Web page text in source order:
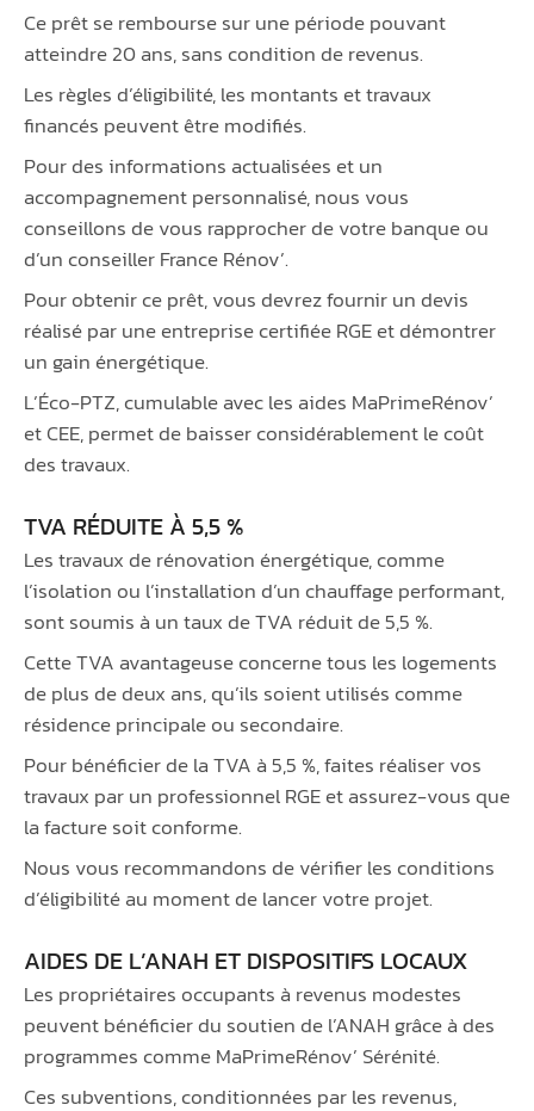
Ce prêt se rembourse sur une période pouvant
atteindre 20 ans, sans condition de revenus.
Les règles d’éligibilité, les montants et travaux
financés peuvent être modifiés.
Pour des informations actualisées et un
accompagnement personnalisé, nous vous
conseillons de vous rapprocher de votre banque ou
d’un conseiller France Rénov’.
Pour obtenir ce prêt, vous devrez fournir un devis
réalisé par une entreprise certifiée RGE et démontrer
un gain énergétique.
L’Éco-PTZ, cumulable avec les aides MaPrimeRénov’
et CEE, permet de baisser considérablement le coût
des travaux.
TVA RÉDUITE À 5,5 %
Les travaux de rénovation énergétique, comme
l’isolation ou l’installation d’un chauffage performant,
sont soumis à un taux de TVA réduit de 5,5 %.
Cette TVA avantageuse concerne tous les logements
de plus de deux ans, qu’ils soient utilisés comme
résidence principale ou secondaire.
Pour bénéficier de la TVA à 5,5 %, faites réaliser vos
travaux par un professionnel RGE et assurez-vous que
la facture soit conforme.
Nous vous recommandons de vérifier les conditions
d’éligibilité au moment de lancer votre projet.
AIDES DE L’ANAH ET DISPOSITIFS LOCAUX
Les propriétaires occupants à revenus modestes
peuvent bénéficier du soutien de l’ANAH grâce à des
programmes comme MaPrimeRénov’ Sérénité.
Ces subventions, conditionnées par les revenus,